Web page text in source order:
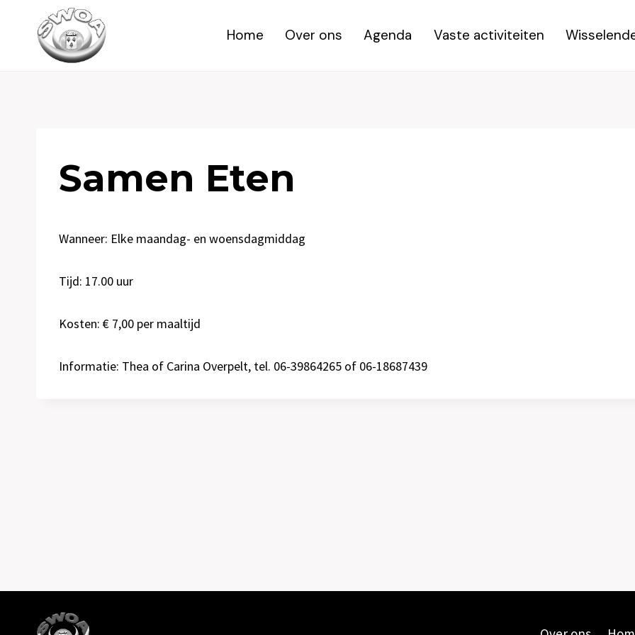
Home Over ons Agenda Vaste activiteiten
Samen Eten
Wanneer: Elke maandag- en woensdagmiddag
Tijd: 17.00 uur
Kosten: € 7,00 per maaltijd
Informatie: Thea of Carina Overpelt, tel. 06-39864265 of 06-18687439